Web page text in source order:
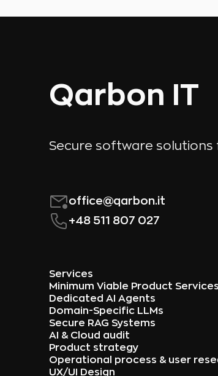
Qarbon IT
Secure software solutions
office@qarbon.it
+48 511 807 027
Services
Minimum Viable Product Services
Dedicated AI Agents
Domain-Specific LLMs
Secure RAG Systems
AI & Cloud audit
Product strategy
Operational process & user
UX/UI Design